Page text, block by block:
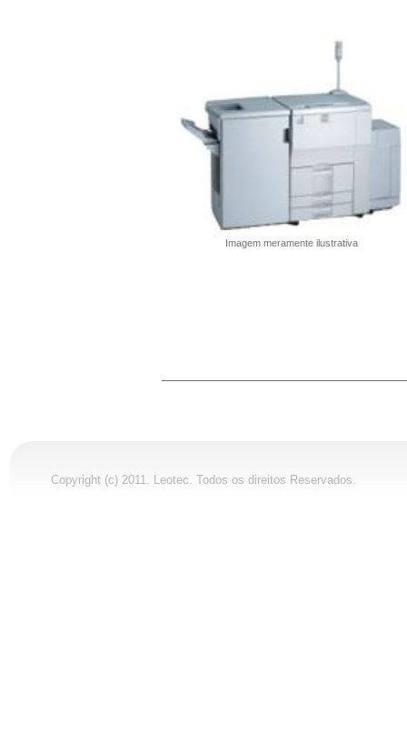
Imagem meramente ilustrativa
Copyright (c) 2011. Leotec. Todos os direitos Reservados.